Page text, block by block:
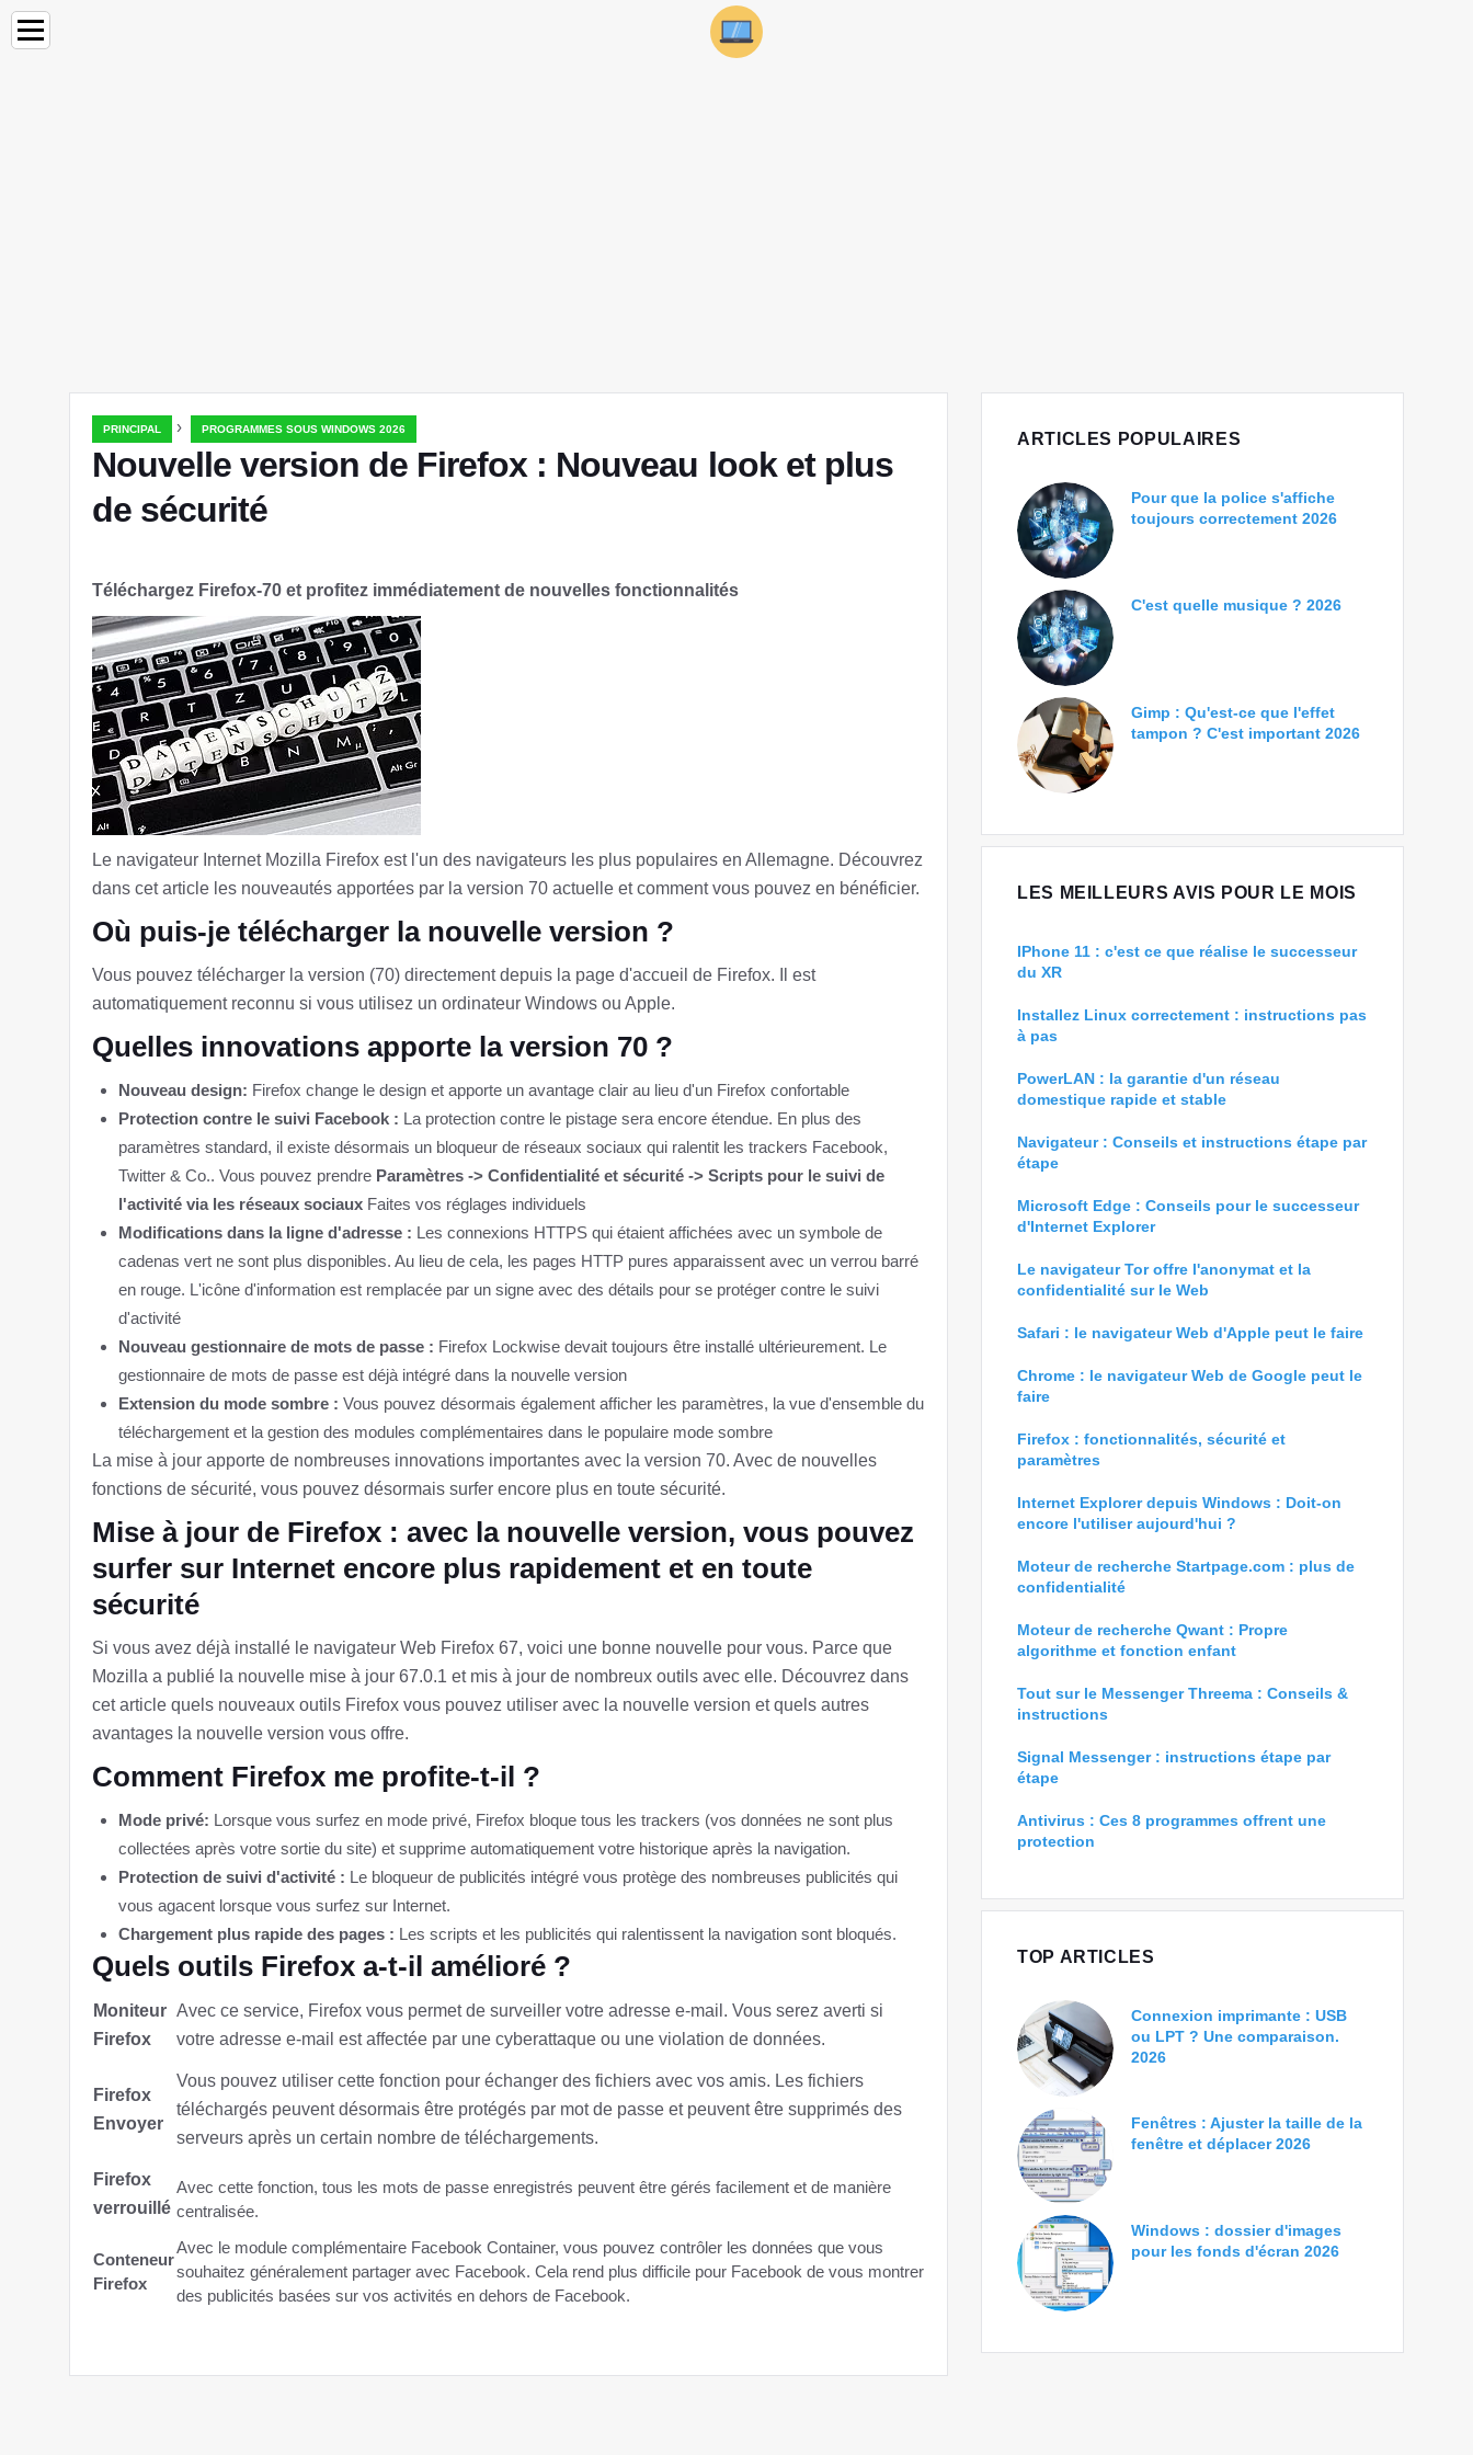
PRINCIPAL › PROGRAMMES SOUS WINDOWS 2026
Nouvelle version de Firefox : Nouveau look et plus
de sécurité
Téléchargez Firefox-70 et profitez immédiatement de nouvelles fonctionnalités
Le navigateur Internet Mozilla Firefox est l'un des navigateurs les plus populaires en Allemagne. Découvrez
dans cet article les nouveautés apportées par la version 70 actuelle et comment vous pouvez en bénéficier.
Où puis-je télécharger la nouvelle version ?
Vous pouvez télécharger la version (70) directement depuis la page d'accueil de Firefox. Il est
automatiquement reconnu si vous utilisez un ordinateur Windows ou Apple.
Quelles innovations apporte la version 70 ?
Nouveau design: Firefox change le design et apporte un avantage clair au lieu d'un Firefox confortable
Protection contre le suivi Facebook : La protection contre le pistage sera encore étendue. En plus des
paramètres standard, il existe désormais un bloqueur de réseaux sociaux qui ralentit les trackers Facebook,
Twitter & Co.. Vous pouvez prendre Paramètres -> Confidentialité et sécurité -> Scripts pour le suivi de
l'activité via les réseaux sociaux Faites vos réglages individuels
Modifications dans la ligne d'adresse : Les connexions HTTPS qui étaient affichées avec un symbole de
cadenas vert ne sont plus disponibles. Au lieu de cela, les pages HTTP pures apparaissent avec un verrou barré
en rouge. L'icône d'information est remplacée par un signe avec des détails pour se protéger contre le suivi
d'activité
Nouveau gestionnaire de mots de passe : Firefox Lockwise devait toujours être installé ultérieurement. Le
gestionnaire de mots de passe est déjà intégré dans la nouvelle version
Extension du mode sombre : Vous pouvez désormais également afficher les paramètres, la vue d'ensemble du
téléchargement et la gestion des modules complémentaires dans le populaire mode sombre
La mise à jour apporte de nombreuses innovations importantes avec la version 70. Avec de nouvelles
fonctions de sécurité, vous pouvez désormais surfer encore plus en toute sécurité.
Mise à jour de Firefox : avec la nouvelle version, vous pouvez
surfer sur Internet encore plus rapidement et en toute
sécurité
Si vous avez déjà installé le navigateur Web Firefox 67, voici une bonne nouvelle pour vous. Parce que
Mozilla a publié la nouvelle mise à jour 67.0.1 et mis à jour de nombreux outils avec elle. Découvrez dans
cet article quels nouveaux outils Firefox vous pouvez utiliser avec la nouvelle version et quels autres
avantages la nouvelle version vous offre.
Comment Firefox me profite-t-il ?
Mode privé: Lorsque vous surfez en mode privé, Firefox bloque tous les trackers (vos données ne sont plus
collectées après votre sortie du site) et supprime automatiquement votre historique après la navigation.
Protection de suivi d'activité : Le bloqueur de publicités intégré vous protège des nombreuses publicités qui
vous agacent lorsque vous surfez sur Internet.
Chargement plus rapide des pages : Les scripts et les publicités qui ralentissent la navigation sont bloqués.
Quels outils Firefox a-t-il amélioré ?
Moniteur
Firefox
Avec ce service, Firefox vous permet de surveiller votre adresse e-mail. Vous serez averti si
votre adresse e-mail est affectée par une cyberattaque ou une violation de données.
Firefox
Envoyer
Vous pouvez utiliser cette fonction pour échanger des fichiers avec vos amis. Les fichiers
téléchargés peuvent désormais être protégés par mot de passe et peuvent être supprimés des
serveurs après un certain nombre de téléchargements.
Firefox
verrouillé
Avec cette fonction, tous les mots de passe enregistrés peuvent être gérés facilement et de manière
centralisée.
Conteneur
Firefox
Avec le module complémentaire Facebook Container, vous pouvez contrôler les données que vous
souhaitez généralement partager avec Facebook. Cela rend plus difficile pour Facebook de vous montrer
des publicités basées sur vos activités en dehors de Facebook.
ARTICLES POPULAIRES
Pour que la police s'affiche
toujours correctement 2026
C'est quelle musique ? 2026
Gimp : Qu'est-ce que l'effet
tampon ? C'est important 2026
LES MEILLEURS AVIS POUR LE MOIS
IPhone 11 : c'est ce que réalise le successeur
du XR
Installez Linux correctement : instructions pas
à pas
PowerLAN : la garantie d'un réseau
domestique rapide et stable
Navigateur : Conseils et instructions étape par
étape
Microsoft Edge : Conseils pour le successeur
d'Internet Explorer
Le navigateur Tor offre l'anonymat et la
confidentialité sur le Web
Safari : le navigateur Web d'Apple peut le faire
Chrome : le navigateur Web de Google peut le
faire
Firefox : fonctionnalités, sécurité et
paramètres
Internet Explorer depuis Windows : Doit-on
encore l'utiliser aujourd'hui ?
Moteur de recherche Startpage.com : plus de
confidentialité
Moteur de recherche Qwant : Propre
algorithme et fonction enfant
Tout sur le Messenger Threema : Conseils &
instructions
Signal Messenger : instructions étape par
étape
Antivirus : Ces 8 programmes offrent une
protection
TOP ARTICLES
Connexion imprimante : USB
ou LPT ? Une comparaison.
2026
Fenêtres : Ajuster la taille de la
fenêtre et déplacer 2026
Windows : dossier d'images
pour les fonds d'écran 2026